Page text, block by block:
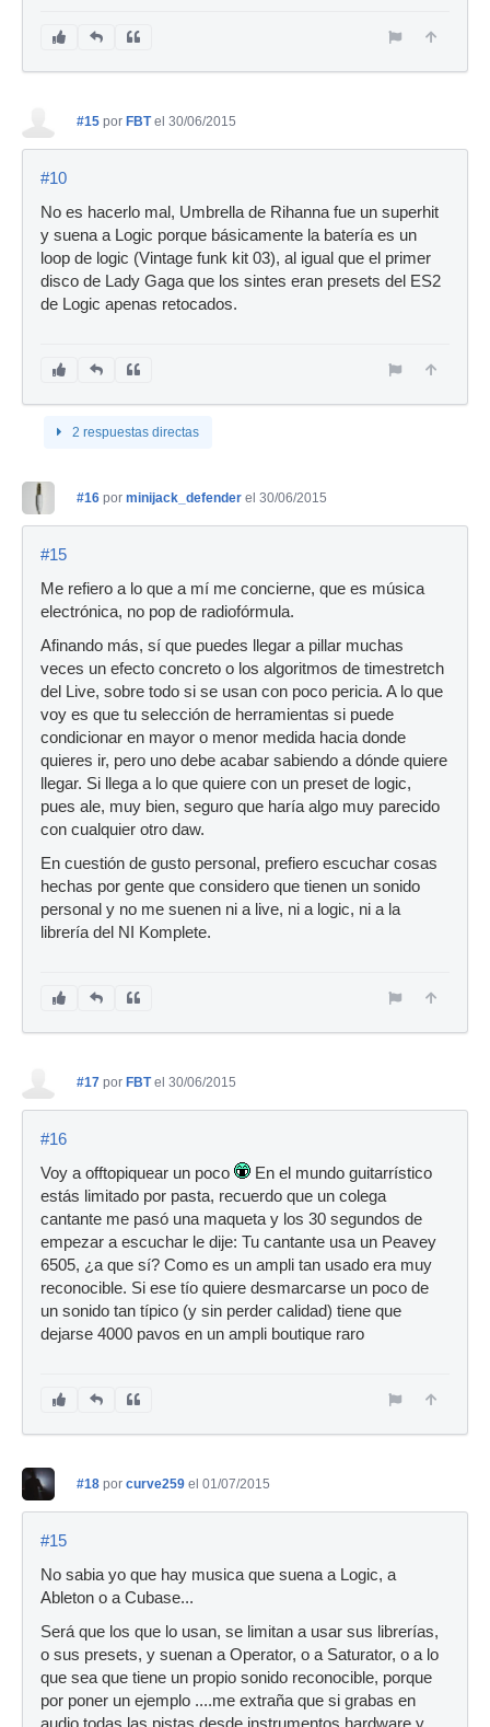
#15 por FBT el 30/06/2015
#10
No es hacerlo mal, Umbrella de Rihanna fue un superhit
y suena a Logic porque básicamente la batería es un
loop de logic (Vintage funk kit 03), al igual que el primer
disco de Lady Gaga que los sintes eran presets del ES2
de Logic apenas retocados.
2 respuestas directas
#16 por minijack_defender el 30/06/2015
#15
Me refiero a lo que a mí me concierne, que es música
electrónica, no pop de radiofórmula.
Afinando más, sí que puedes llegar a pillar muchas
veces un efecto concreto o los algoritmos de timestretch
del Live, sobre todo si se usan con poco pericia. A lo que
voy es que tu selección de herramientas si puede
condicionar en mayor o menor medida hacia donde
quieres ir, pero uno debe acabar sabiendo a dónde quiere
llegar. Si llega a lo que quiere con un preset de logic,
pues ale, muy bien, seguro que haría algo muy parecido
con cualquier otro daw.
En cuestión de gusto personal, prefiero escuchar cosas
hechas por gente que considero que tienen un sonido
personal y no me suenen ni a live, ni a logic, ni a la
librería del NI Komplete.
#17 por FBT el 30/06/2015
#16
Voy a offtopiquear un poco
En el mundo guitarrístico
estás limitado por pasta, recuerdo que un colega
cantante me pasó una maqueta y los 30 segundos de
empezar a escuchar le dije: Tu cantante usa un Peavey
6505, ¿a que sí? Como es un ampli tan usado era muy
reconocible. Si ese tío quiere desmarcarse un poco de
un sonido tan típico (y sin perder calidad) tiene que
dejarse 4000 pavos en un ampli boutique raro
#18 por curve259 el 01/07/2015
#15
No sabia yo que hay musica que suena a Logic, a
Ableton o a Cubase...
Será que los que lo usan, se limitan a usar sus librerías,
o sus presets, y suenan a Operator, o a Saturator, o a lo
que sea que tiene un propio sonido reconocible, porque
por poner un ejemplo ....me extraña que si grabas en